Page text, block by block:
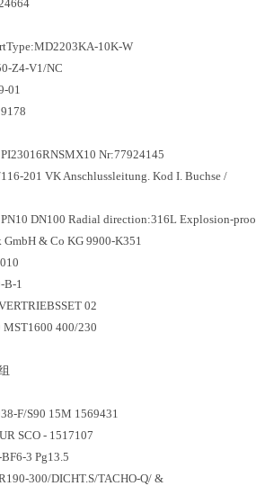
10K-W
Z4-V1/NC
01
Nr:77924145
201 VK Anschlussleitung. Kod I. Buchse /
DN100 Radial direction:316L Explosion-
GmbH & Co KG 9900-K351
B-1
02
400/230
F/S90 15M 1569431
SCO - 1517107
3 Pg13.5
300/DICHT.S/TACHO-Q/ &